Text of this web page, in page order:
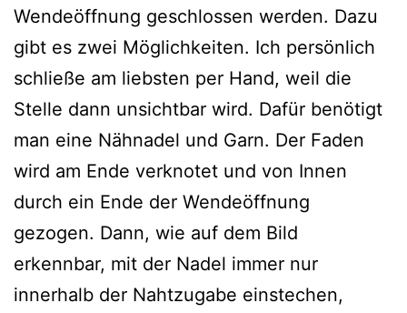
Wendeöffnung geschlossen werden. Dazu
gibt es zwei Möglichkeiten. Ich persönlich
schließe am liebsten per Hand, weil die
Stelle dann unsichtbar wird. Dafür benötigt
man eine Nähnadel und Garn. Der Faden
wird am Ende verknotet und von Innen
durch ein Ende der Wendeöffnung
gezogen. Dann, wie auf dem Bild
erkennbar, mit der Nadel immer nur
innerhalb der Nahtzugabe einstechen,